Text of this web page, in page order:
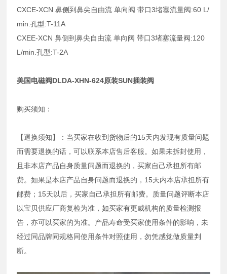
CXCE-XCN 鼻侧到鼻尖自由流 单向阀 带口3堵塞流量阀:60 L/
min.孔型:T-11A
CXEE-XCN 鼻侧到鼻尖自由流 单向阀 带口3堵塞流量阀:120
L/min.孔型:T-2A
美国电磁阀DLDA-XHN-624原装SUN插装阀
购买须知：
【退换须知】：当买家在收到货物后的15天内发现有质量问题
而需要退换的话，可以联系本店售后客服。如果未拆封使用，
且非本店产品自身质量问题而退换的，买家自己承担所有邮
费。如果是本店产品自身问题而退换的，15天内本店承担所有
邮费；15天以后，买家自己承担所有邮费。质量问题评断本店
以宝贝供应厂商复检为准，如买家有更威机构的质量检测报
告，亦可以买家的为准。产品寿命受买家使用条件的影响，未
经过同品牌同规格同使用条件对照使用，勿凭感觉做质量判
断。